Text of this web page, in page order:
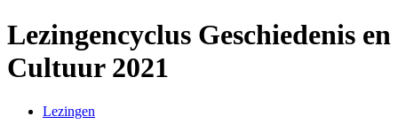
Lezingencyclus Geschiedenis en
Cultuur 2021
Lezingen